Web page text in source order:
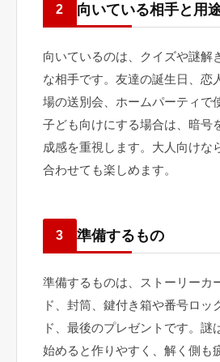
2 向いている相手と用
向いているのは、クイズや謎解
な相手です。友達の誕生日、恋
場の送別会、ホームパーティで
子ども向けにする場合は、暗号
成感を重視します。大人向けな
合わせても楽しめます。
3 準備するもの
準備するものは、ストーリーカ
ド、封筒、鍵付き箱や番号ロッ
ド、最後のプレゼントです。謎
始めると作りやすく、解く側も